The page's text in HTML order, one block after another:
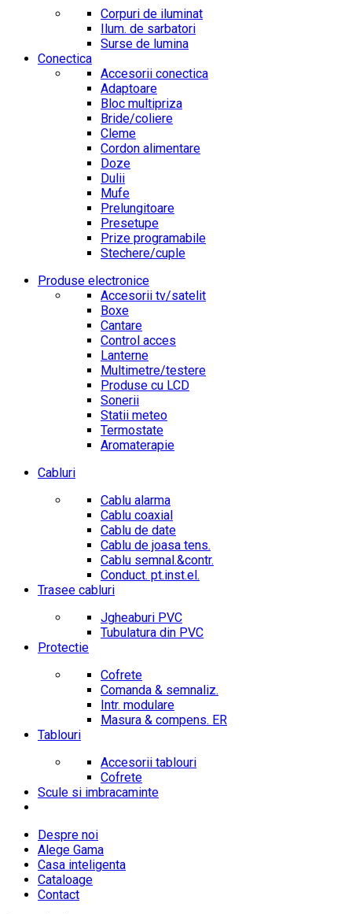
Corpuri de iluminat
Ilum. de sarbatori
Surse de lumina
Conectica
Accesorii conectica
Adaptoare
Bloc multipriza
Bride/coliere
Cleme
Cordon alimentare
Doze
Dulii
Mufe
Prelungitoare
Presetupe
Prize programabile
Stechere/cuple
Produse electronice
Accesorii tv/satelit
Boxe
Cantare
Control acces
Lanterne
Multimetre/testere
Produse cu LCD
Sonerii
Statii meteo
Termostate
Aromaterapie
Cabluri
Cablu alarma
Cablu coaxial
Cablu de date
Cablu de joasa tens.
Cablu semnal.&contr.
Conduct. pt.inst.el.
Trasee cabluri
Jgheaburi PVC
Tubulatura din PVC
Protectie
Cofrete
Comanda & semnaliz.
Intr. modulare
Masura & compens. ER
Tablouri
Accesorii tablouri
Cofrete
Scule si imbracaminte
Despre noi
Alege Gama
Casa inteligenta
Cataloage
Contact